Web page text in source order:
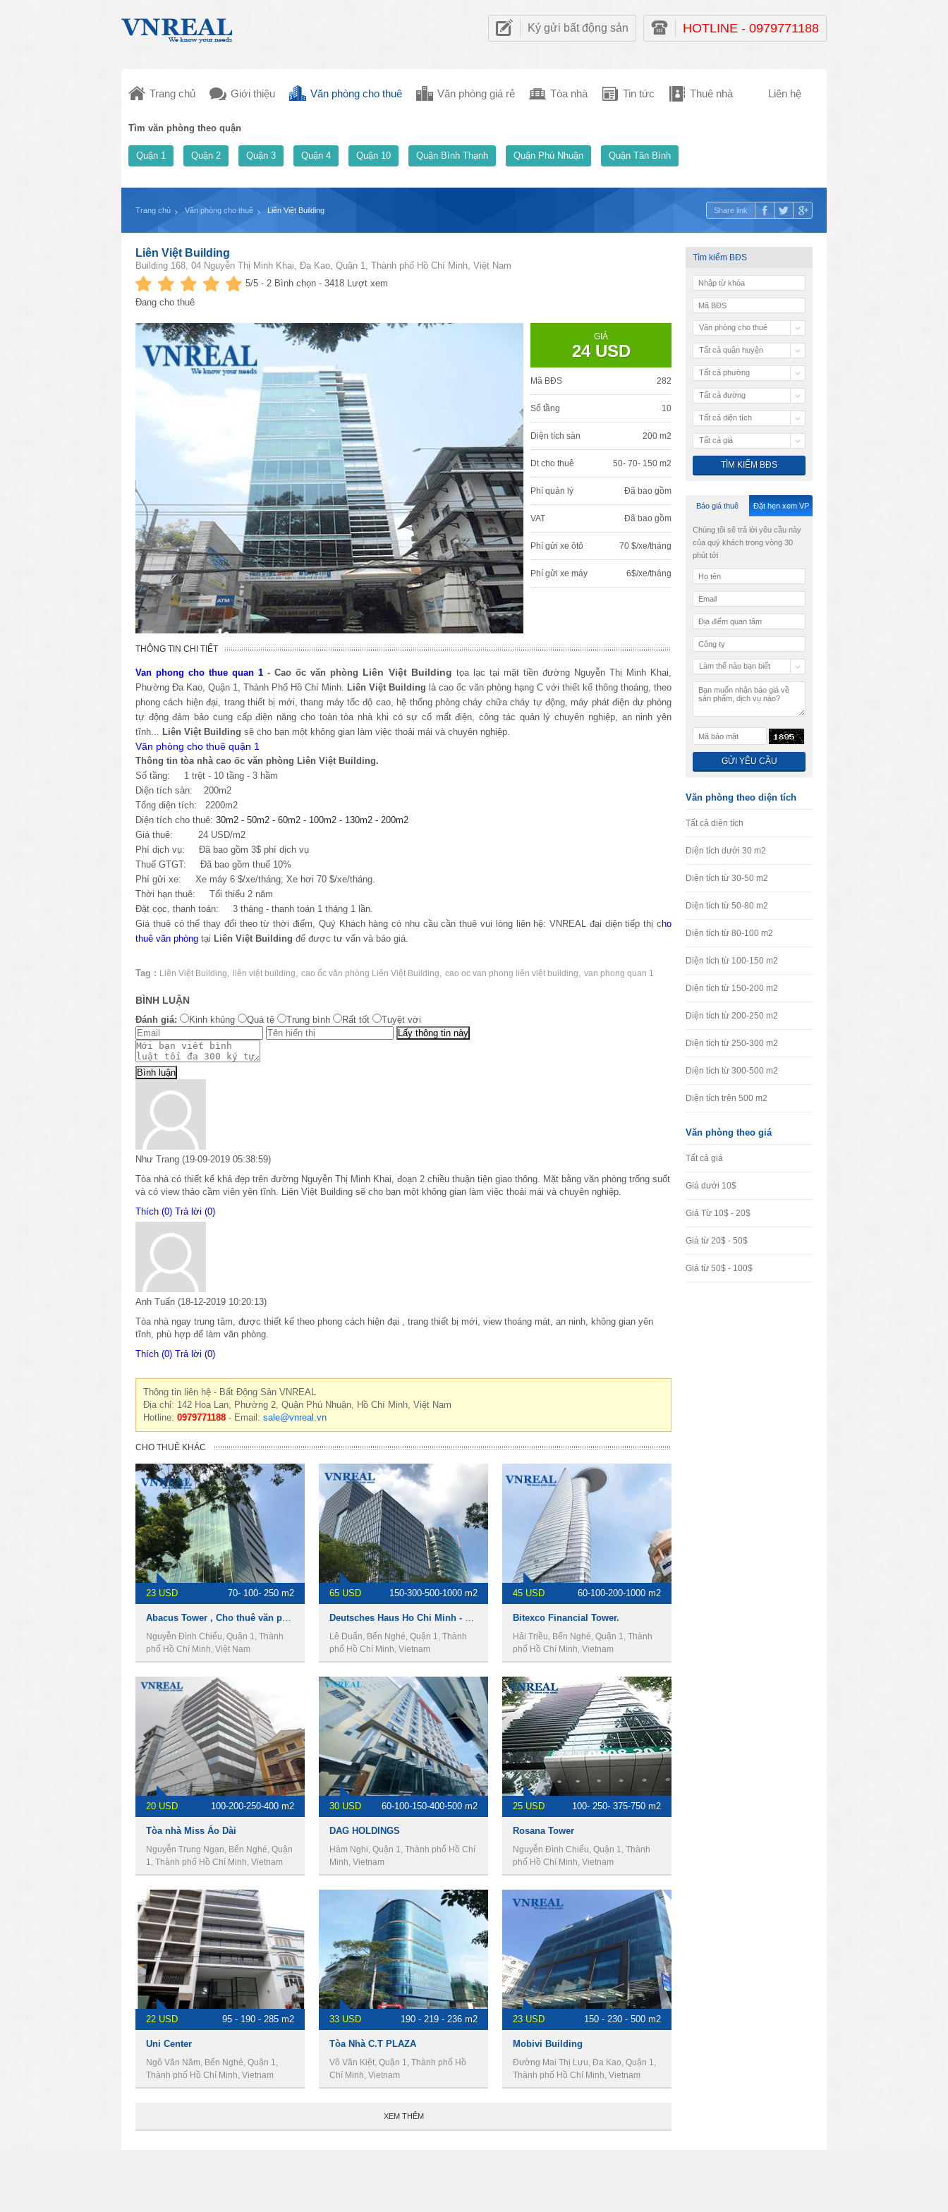
Ký gửi bất động sản HOTLINE - 0979771188
Trang chủ Giới thiệu Văn phòng cho thuê Văn phòng giá rẻ Tòa nhà Tin tức Thuê nhà Liên hệ
Tìm văn phòng theo quận
Quận 1 Quận 2 Quận 3 Quận 4 Quận 10 Quận Bình Thạnh Quận Phú Nhuận Quận Tân Bình
Trang chủ Văn phòng cho thuê Liên Việt Building Share link
Liên Việt Building
Building 168, 04 Nguyễn Thị Minh Khai, Đa Kao, Quận 1, Thành phố Hồ Chí Minh, Việt Nam
5/5 - 2 Bình chọn - 3418 Lượt xem
Đang cho thuê
GIÁ
24 USD
Mã BĐS 282
Số tầng 10
Diện tích sàn 200 m2
Dt cho thuê 50- 70- 150 m2
Phí quản lý Đã bao gồm
VAT Đã bao gồm
Phí gửi xe ôtô 70 $/xe/tháng
Phí gửi xe máy 6$/xe/tháng
THÔNG TIN CHI TIẾT
Van phong cho thue quan 1 - Cao ốc văn phòng Liên Việt Building tọa lạc tại mặt tiền đường Nguyễn Thị Minh Khai,
Phường Đa Kao, Quận 1, Thành Phố Hồ Chí Minh. Liên Việt Building là cao ốc văn phòng hạng C với thiết kế thông thoáng, theo
phong cách hiện đại, trang thiết bị mới, thang máy tốc độ cao, hệ thống phòng cháy chữa cháy tự động, máy phát điện dự phòng
tự động đảm bảo cung cấp điện năng cho toàn tòa nhà khi có sự cố mất điện, công tác quản lý chuyên nghiệp, an ninh yên
tĩnh... Liên Việt Building sẽ cho bạn một không gian làm việc thoải mái và chuyên nghiệp.
Văn phòng cho thuê quận 1
Thông tin tòa nhà cao ốc văn phòng Liên Việt Building.
Số tầng: 1 trệt - 10 tầng - 3 hầm
Diện tích sàn: 200m2
Tổng diện tích: 2200m2
Diện tích cho thuê: 30m2 - 50m2 - 60m2 - 100m2 - 130m2 - 200m2
Giá thuê: 24 USD/m2
Phí dịch vụ: Đã bao gồm 3$ phí dịch vụ
Thuế GTGT: Đã bao gồm thuế 10%
Phí gửi xe: Xe máy 6 $/xe/tháng; Xe hơi 70 $/xe/tháng.
Thời hạn thuê: Tối thiểu 2 năm
Đặt cọc, thanh toán: 3 tháng - thanh toán 1 tháng 1 lần.
Giá thuê có thể thay đổi theo từ thời điểm, Quý Khách hàng có nhu cầu cần thuê vui lòng liên hệ: VNREAL đại diện tiếp thị c ho
thuê văn phòng tại Liên Việt Building để được tư vấn và báo giá.
Tag : Liên Việt Building, liên việt building, cao ốc văn phòng Liên Việt Building, cao oc van phong liên việt building, van phong quan 1
BÌNH LUẬN
Đánh giá: Kinh khủng Quá tệ Trung bình Rất tốt Tuyệt vời
Như Trang (19-09-2019 05:38:59)
Tòa nhà có thiết kế khá đẹp trên đường Nguyễn Thị Minh Khai, đoạn 2 chiều thuận tiện giao thông. Mặt bằng văn phòng trống suốt
và có view thảo cầm viên yên tĩnh. Liên Việt Building sẽ cho bạn một không gian làm việc thoải mái và chuyên nghiệp.
Thích (0) Trả lời (0)
Anh Tuấn (18-12-2019 10:20:13)
Tòa nhà ngay trung tâm, được thiết kế theo phong cách hiện đại , trang thiết bị mới, view thoáng mát, an ninh, không gian yên
tĩnh, phù hợp để làm văn phòng.
Thích (0) Trả lời (0)
Thông tin liên hệ - Bất Động Sản VNREAL
Địa chỉ: 142 Hoa Lan, Phường 2, Quận Phú Nhuận, Hồ Chí Minh, Việt Nam
Hotline: 0979771188 - Email: sale@vnreal.vn
CHO THUÊ KHÁC
23 USD 70- 100- 250 m2
Abacus Tower , Cho thuê văn phòng Quận 1
Nguyễn Đình Chiểu, Quận 1, Thành
phố Hồ Chí Minh, Việt Nam
65 USD 150-300-500-1000 m2
Deutsches Haus Ho Chi Minh - Văn phòng cho thuê quận 1.
Lê Duẩn, Bến Nghé, Quận 1, Thành
phố Hồ Chí Minh, Vietnam
45 USD 60-100-200-1000 m2
Bitexco Financial Tower.
Hải Triều, Bến Nghé, Quận 1, Thành
phố Hồ Chí Minh, Vietnam
20 USD 100-200-250-400 m2
Tòa nhà Miss Áo Dài
Nguyễn Trung Ngạn, Bến Nghé, Quận
1, Thành phố Hồ Chí Minh, Vietnam
30 USD 60-100-150-400-500 m2
DAG HOLDINGS
Hàm Nghi, Quận 1, Thành phố Hồ Chí
Minh, Vietnam
25 USD 100- 250- 375-750 m2
Rosana Tower
Nguyễn Đình Chiểu, Quận 1, Thành
phố Hồ Chí Minh, Vietnam
22 USD 95 - 190 - 285 m2
Uni Center
Ngô Văn Năm, Bến Nghé, Quận 1,
Thành phố Hồ Chí Minh, Vietnam
33 USD 190 - 219 - 236 m2
Tòa Nhà C.T PLAZA
Võ Văn Kiệt, Quận 1, Thành phố Hồ
Chí Minh, Vietnam
23 USD 150 - 230 - 500 m2
Mobivi Building
Đường Mai Thị Lựu, Đa Kao, Quận 1,
Thành phố Hồ Chí Minh, Vietnam
XEM THÊM
Tìm kiếm BĐS
Văn phòng cho thuê
Tất cả quận huyện
Tất cả phường
Tất cả đường
Tất cả diện tích
Tất cả giá
Báo giá thuê Đặt hẹn xem VP
Chúng tôi sẽ trả lời yêu cầu này
của quý khách trong vòng 30
phút tới
Làm thế nào bạn biết
Văn phòng theo diện tích
Tất cả diện tích
Diện tích dưới 30 m2
Diện tích từ 30-50 m2
Diện tích từ 50-80 m2
Diện tích từ 80-100 m2
Diện tích từ 100-150 m2
Diện tích từ 150-200 m2
Diện tích từ 200-250 m2
Diện tích từ 250-300 m2
Diện tích từ 300-500 m2
Diện tích trên 500 m2
Văn phòng theo giá
Tất cả giá
Giá dưới 10$
Giá Từ 10$ - 20$
Giá từ 20$ - 50$
Giá từ 50$ - 100$